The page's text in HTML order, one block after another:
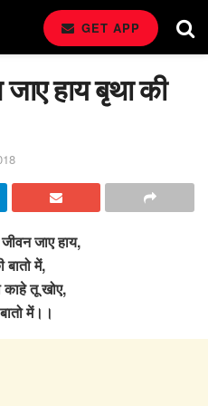
GET APP
हाय बृथा की
जाए हाय,
बातो में,
तू खोए,
में।।